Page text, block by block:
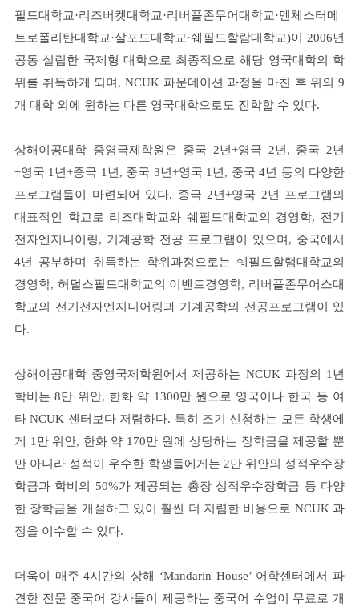
필드대학교·리즈버켓대학교·리버플존무어대학교·멘체스터메
트로폴리탄대학교·살포드대학교·쉐필드할람대학교)이 2006년
공동 설립한 국제형 대학으로 최종적으로 해당 영국대학의 학
위를 취득하게 되며, NCUK 파운데이션 과정을 마친 후 위의 9
개 대학 외에 원하는 다른 영국대학으로도 진학할 수 있다.
상해이공대학 중영국제학원은 중국 2년+영국 2년, 중국 2년
+영국 1년+중국 1년, 중국 3년+영국 1년, 중국 4년 등의 다양한
프로그램들이 마련되어 있다. 중국 2년+영국 2년 프로그램의
대표적인 학교로 리즈대학교와 쉐필드대학교의 경영학, 전기
전자엔지니어링, 기계공학 전공 프로그램이 있으며, 중국에서
4년 공부하며 취득하는 학위과정으로는 쉐필드할램대학교의
경영학, 허덜스필드대학교의 이벤트경영학, 리버플존무어스대
학교의 전기전자엔지니어링과 기계공학의 전공프로그램이 있
다.
상해이공대학 중영국제학원에서 제공하는 NCUK 과정의 1년
학비는 8만 위안, 한화 약 1300만 원으로 영국이나 한국 등 여
타 NCUK 센터보다 저렴하다. 특히 조기 신청하는 모든 학생에
게 1만 위안, 한화 약 170만 원에 상당하는 장학금을 제공할 뿐
만 아니라 성적이 우수한 학생들에게는 2만 위안의 성적우수장
학금과 학비의 50%가 제공되는 총장 성적우수장학금 등 다양
한 장학금을 개설하고 있어 훨씬 더 저렴한 비용으로 NCUK 과
정을 이수할 수 있다.
더욱이 매주 4시간의 상해 ‘Mandarin House’ 어학센터에서 파
견한 전문 중국어 강사들이 제공하는 중국어 수업이 무료로 개